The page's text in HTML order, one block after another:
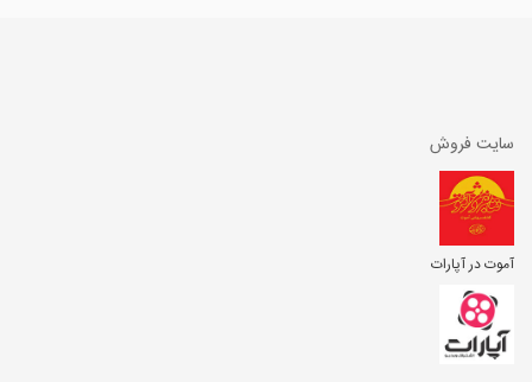
سایت فروش
آموت در آپارات